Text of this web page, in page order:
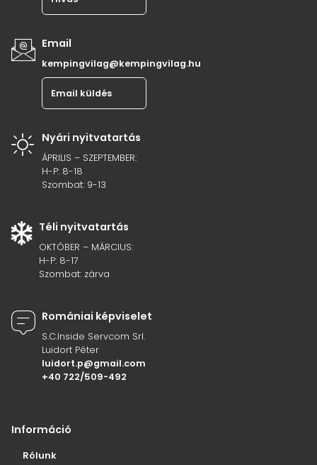
Email
kempingvilag@kempingvilag.hu
Email küldés
Nyári nyitvatartás
ÁPRILIS – SZEPTEMBER:
H-P: 8-18
Szombat: 9-13
Téli nyitvatartás
OKTÓBER – MÁRCIUS:
H-P: 8-17
Szombat: zárva
Romániai képviselet
S.C.Inside Servcom Srl.
Luidort Péter
luidort.p@gmail.com
+40 722/509-492
Információ
Rólunk